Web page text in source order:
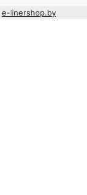
e-linershop.by